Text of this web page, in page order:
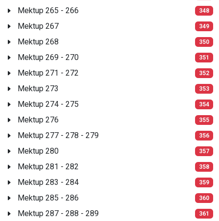
Mektup 265 - 266 348
Mektup 267 349
Mektup 268 350
Mektup 269 - 270 351
Mektup 271 - 272 352
Mektup 273 353
Mektup 274 - 275 354
Mektup 276 355
Mektup 277 - 278 - 279 356
Mektup 280 357
Mektup 281 - 282 358
Mektup 283 - 284 359
Mektup 285 - 286 360
Mektup 287 - 288 - 289 361